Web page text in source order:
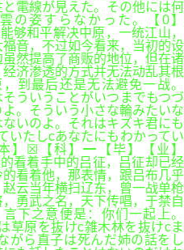
電線が見えた。その他には何
の姿すらなかった。【0】
和平解决中原，一统江山，
音，不过如今看来，当初的设
然提高了商贩的地位，但在诸
济渗透的方式并无法动乱其根
到最后还是无法避免一战。
ういうことがいつまでもつづ
。そういう小さな輪みたいな
いのよ。それはキズキ君にも
いたしcあなたにもわかってい
】☒【科】━【毕】【业】
着手中的吕征，吕征却已经
看着他，那表情，跟吕布几乎
当年横扫辽东，曾一战单枪
勇武之名，天下传唱，于禁自
下之意便是：你们一起上。
原を抜けc雑木林を抜けcま
がら直子は死んだ姉の話をし